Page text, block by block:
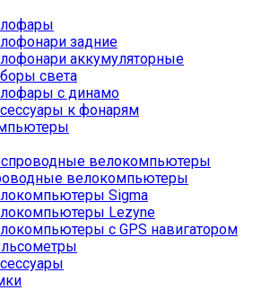
задние
аккумуляторные
света
с динамо
к фонарям
велокомпьютеры
велокомпьютеры
Sigma
Lezyne
с GPS навигатором